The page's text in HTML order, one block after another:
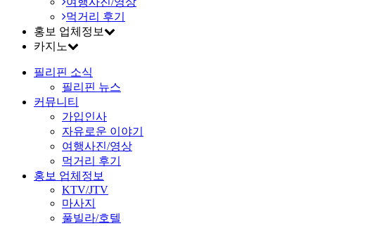
먹거리 후기
홍보 업체정보
카지노
필리핀 소식
필리핀 뉴스
커뮤니티
가입인사
자유로운 이야기
여행사진/영상
먹거리 후기
홍보 업체정보
KTV/JTV
마사지
풀빌라/호텔